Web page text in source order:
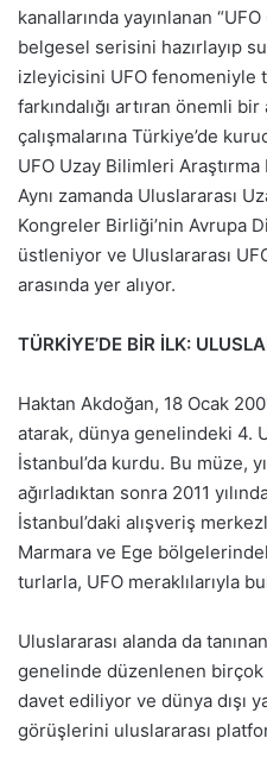
kanallarında yayınlanan
belgesel serisini hazırlayıp
izleyicisini UFO fenomeniyle
farkındalığı artıran önemli bir
çalışmalarına Türkiye’de
UFO Uzay Bilimleri
Aynı zamanda Uluslararası
Kongreler Birliği’nin Avrupa
üstleniyor ve Uluslararası
arasında yer alıyor.
TÜRKİYE’DE BİR İLK:
Haktan Akdoğan, 18 Ocak
atarak, dünya genelindeki 4.
İstanbul’da kurdu. Bu müze,
ağırladıktan sonra 2011
İstanbul’daki alışveriş
Marmara ve Ege
turlarla, UFO meraklılarıyla
Uluslararası alanda da
genelinde düzenlenen birçok
davet ediliyor ve dünya dışı
görüşlerini uluslararası